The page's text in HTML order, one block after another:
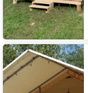
Сайкол
Глэмпинг
Камаин